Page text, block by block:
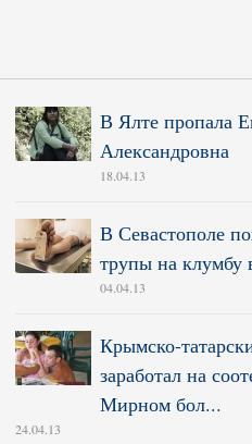
В Ялте пропала
Александровна
18.04.13
В Севастополе
трупы на клумбу
04.04.13
Крымско-
заработал на
Мирном бол...
24.04.13